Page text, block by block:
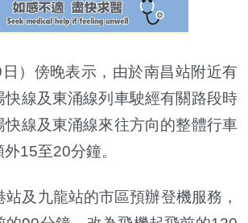
）傍晚表示，由於南昌站附近有
快線及東涌線列車駛經有關路段時
快線及東涌線來往方向的整體行車
15至20分鐘。
及九龍站的市區預辦登機服務，